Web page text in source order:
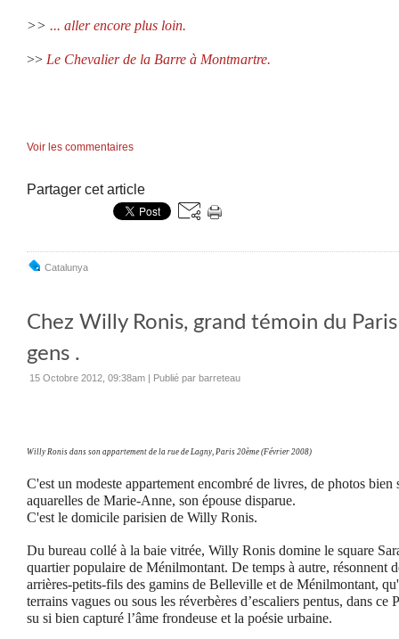
>> ... aller encore plus loin.
>> Le Chevalier de la Barre à Montmartre.
Voir les commentaires
Partager cet article
Catalunya
Chez Willy Ronis, grand témoin du
gens .
15 Octobre 2012, 09:38am | Publié par barreteau
Willy Ronis dans son appartement de la rue de Lagny, Paris 20ème (Février 2008)
C'est un modeste appartement encombré de livres, de photos bien
aquarelles de Marie-Anne, son épouse disparue.
C'est le domicile parisien de Willy Ronis.
Du bureau collé à la baie vitrée, Willy Ronis domine le square
quartier populaire de Ménilmontant. De temps à autre, résonnent
arrières-petits-fils des gamins de Belleville et de Ménilmontant,
terrains vagues ou sous les réverbères d’escaliers pentus, dans
su si bien capturé l’âme frondeuse et la poésie urbaine.